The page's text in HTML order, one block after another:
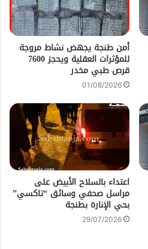
أمن طنجة يجهض نشاط مروجة
للمؤثرات العقلية ويحجز 7600
قرص طبي مخدر
01/08/2026
اعتداء بالسلاح الأبيض على
مراسل صحفي وسائق “تاكسي”
بحي الإنارة بطنجة
29/07/2026